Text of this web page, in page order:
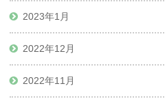
2023年1月
2022年12月
2022年11月